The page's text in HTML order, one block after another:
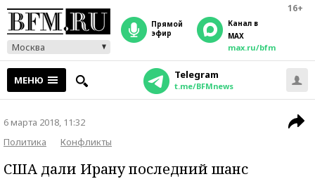
16+
Москва
прямой
эфир
Канал в
MAX
max.ru/bfm
МЕНЮ Telegram
t.me/BFMnews
6 марта 2018, 11:32
Политика
Конфликты
США дали Ирану последний шанс